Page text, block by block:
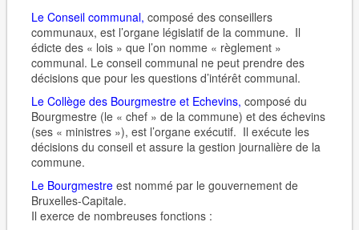
Le Conseil communal, composé des conseillers
communaux, est l’organe législatif de la commune. Il
édicte des « lois » que l’on nomme « règlement »
communal. Le conseil communal ne peut prendre des
décisions que pour les questions d’intérêt communal.
Le Collège des Bourgmestre et Echevins, composé du
Bourgmestre (le « chef » de la commune) et des échevins
(ses « ministres »), est l’organe exécutif. Il exécute les
décisions du conseil et assure la gestion journalière de la
commune.
Le Bourgmestreest nommé par le gouvernement de
Bruxelles-Capitale.
Il exerce de nombreuses fonctions :